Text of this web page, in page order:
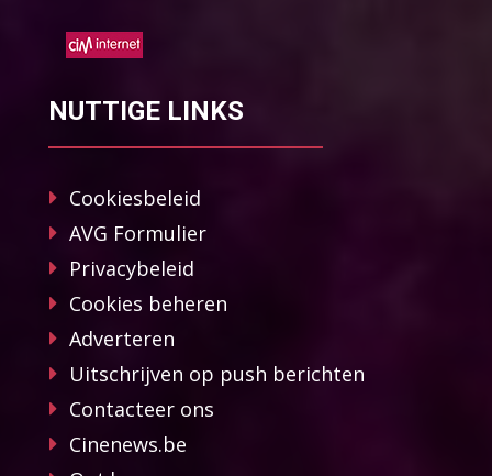
NUTTIGE LINKS
Cookiesbeleid
AVG Formulier
Privacybeleid
Cookies beheren
Adverteren
Uitschrijven op push berichten
Contacteer ons
Cinenews.be